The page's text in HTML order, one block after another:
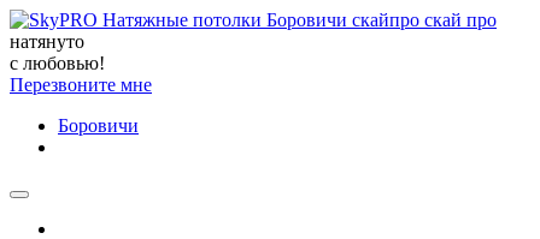
натянуто
с любовью!
Перезвоните мне
Боровичи